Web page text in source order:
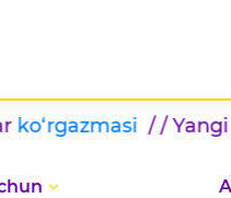
/ / Yangi marralar sari